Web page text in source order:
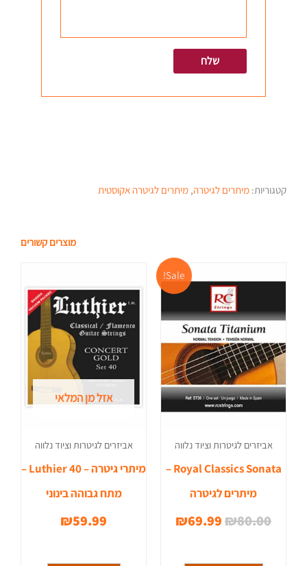
קטגוריות: מיתרים לגיטרה, מיתרים לגיטרה אקוסטית
מוצרים קשורים
Sale!
אביזרים לגיטרות וציוד נלווה
Royal Classics Sonata –
מיתרים לגיטרה
₪80.00
המחיר
המקורי
היה:
₪80.00.
₪69.99
המחיר
הנוכחי
₪69.99.
אזל מן המלאי
אביזרים לגיטרות וציוד נלווה
מיתרי גיטרה – Luthier 40 –
מתח גבוהה בינוני
₪59.99